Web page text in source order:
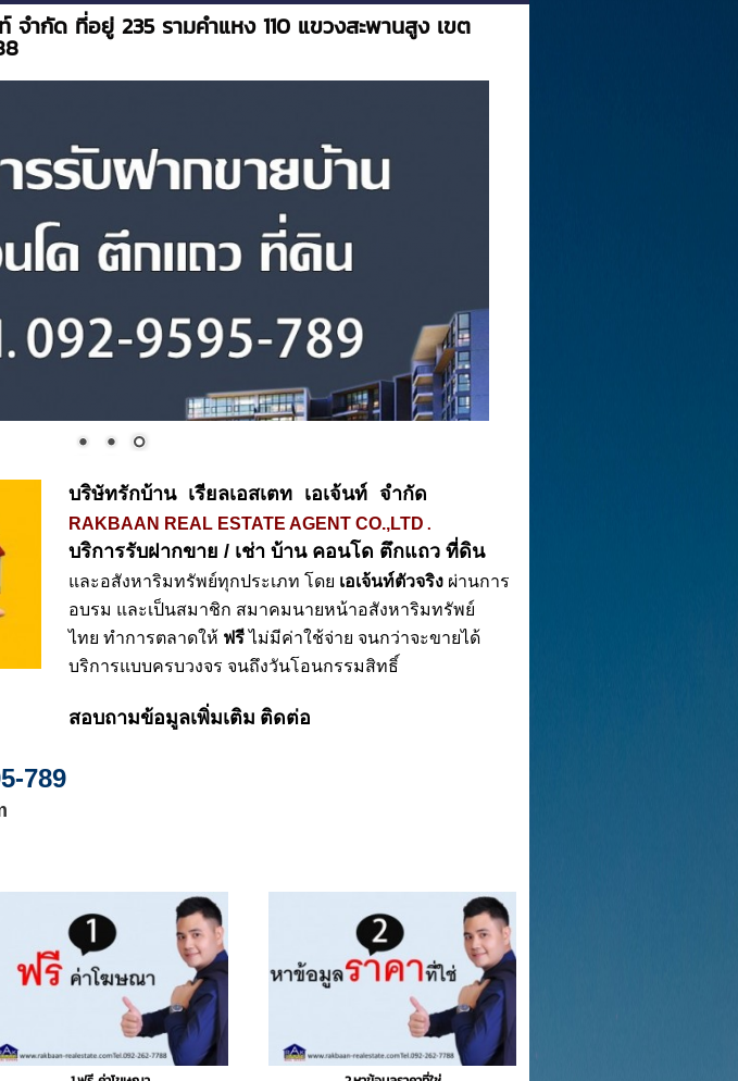
จำกัด ที่อยู่ 235 รามคำแหง 110 แขวงสะพานสูง เขต
บริษัทรักบ้าน เรียลเอสเตท เอเจ้นท์ จำกัด
RAKBAAN REAL ESTATE AGENT CO.,LTD .
บริการรับฝากขาย / เช่า บ้าน คอนโด ตึกแถว ที่ดิน
และอสังหาริมทรัพย์ทุกประเภท โดย เอเจ้นท์ตัวจริง ผ่านการ
อบรม และเป็นสมาชิก สมาคมนายหน้าอสังหาริมทรัพย์
ไทย ทำการตลาดให้ ฟรี ไม่มีค่าใช้จ่าย จนกว่าจะขายได้
บริการแบบครบวงจร จนถึงวันโอนกรรมสิทธิ์
สอบถามข้อมูลเพิ่มเติม ติดต่อ
789